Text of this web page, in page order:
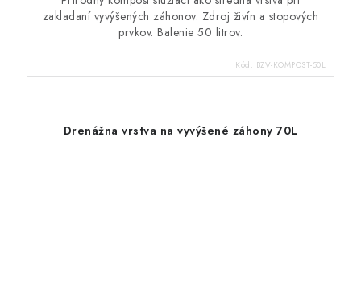
zakladaní vyvýšených záhonov. Zdroj živín a stopových
prvkov. Balenie 50 litrov.
Kód: BZV-KOMPOST-50L
Drenážna vrstva na vyvýšené záhony 70L